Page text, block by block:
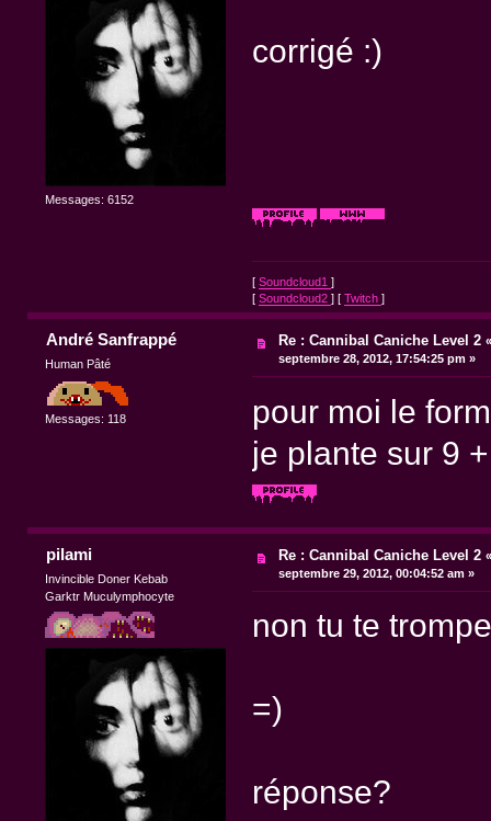
Messages: 6152
corrigé :)
[ Soundcloud1 ]
[ Soundcloud2 ] [ Twitch ]
André Sanfrappé
Human Pâté
Messages: 118
Re : Cannibal Caniche Level 2
septembre 28, 2012, 17:54:25 pm »
pour moi le
je plante sur 9
pilami
Invincible Doner Kebab
Garktr Muculymphocyte
Re : Cannibal Caniche Level 2
septembre 29, 2012, 00:04:52 am »
non tu te
=)
réponse?